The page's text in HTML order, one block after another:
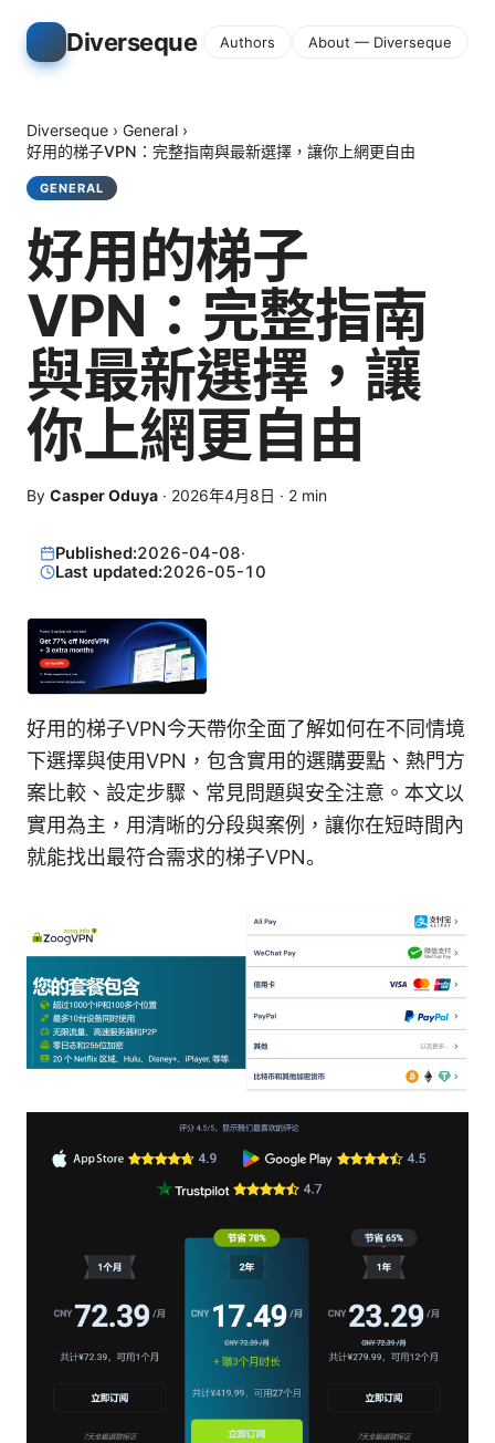
Diverseque Authors About — Diverseque
Diverseque › General ›
好用的梯子VPN：完整指南與最新選擇，讓你上網更自由
GENERAL
好用的梯子
VPN：完整指南
與最新選擇，讓
你上網更自由
By Casper Oduya · 2026年4月8日 · 2 min
Published:2026-04-08·
Last updated:2026-05-10
好用的梯子VPN今天帶你全面了解如何在不同情境
下選擇與使用VPN，包含實用的選購要點、熱門方
案比較、設定步驟、常見問題與安全注意。本文以
實用為主，用清晰的分段與案例，讓你在短時間內
就能找出最符合需求的梯子VPN。